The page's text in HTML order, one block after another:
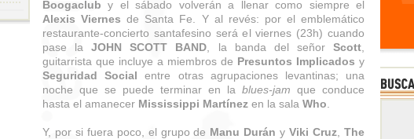
Boogaclub y el sábado volverán a llenar como siempre el
Alexis Viernes de Santa Fe. Y al revés: por el emblemático
restaurante-concierto santafesino será el viernes (23h) cuando
pase laJOHN SCOTT BAND , la banda del señorScott
guitarrista que incluye a miembros de Presuntos Implicados y
Seguridad Social entre otras agrupaciones levantinas; una
noche que se puede terminar en la blues-jam que conduce
hasta el amanecer Mississippi Martínez en la sala Who
Y, por si fuera poco, el grupo de Manu Durán yViki Cruz ,The